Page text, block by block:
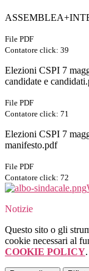
File PDF
Contatore click: 39
Elezioni CSPI 7
candidate e
File PDF
Contatore click: 71
Elezioni CSPI 7
manifesto.pdf
File PDF
Contatore click: 72
Notizie
Questo sito o gli
cookie necessari al
COOKIE POLICY.